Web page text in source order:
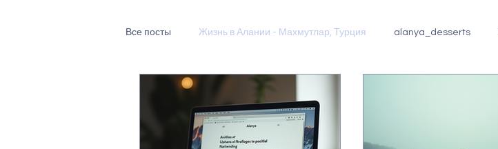
Все посты Жизнь в Алании - Махмутлар, Турция alanya_desserts
Турецкий текстиль
Есть мнение 3Д печать в Махмутлар